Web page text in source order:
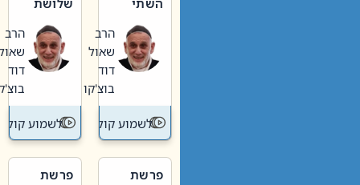
וערב של
חיינו
הרב
שאול
דוד
בוצ'קו
לשמוע קול תורה – מדרש
האבות
הרב
שאול
דוד
בוצ'קו
לשמוע קול
פרשת
פרשת